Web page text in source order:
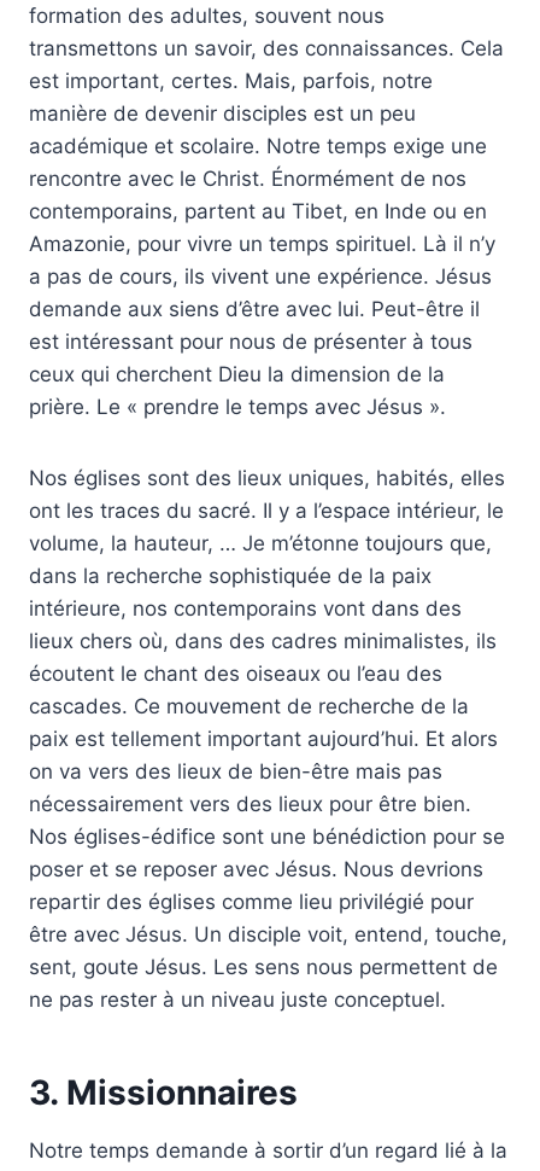
formation des adultes, souvent nous
transmettons un savoir, des connaissances. Cela
est important, certes. Mais, parfois, notre
manière de devenir disciples est un peu
académique et scolaire. Notre temps exige une
rencontre avec le Christ. Énormément de nos
contemporains, partent au Tibet, en Inde ou en
Amazonie, pour vivre un temps spirituel. Là il n’y
a pas de cours, ils vivent une expérience. Jésus
demande aux siens d’être avec lui. Peut-être il
est intéressant pour nous de présenter à tous
ceux qui cherchent Dieu la dimension de la
prière. Le « prendre le temps avec Jésus ».
Nos églises sont des lieux uniques, habités, elles
ont les traces du sacré. Il y a l’espace intérieur, le
volume, la hauteur, … Je m’étonne toujours que,
dans la recherche sophistiquée de la paix
intérieure, nos contemporains vont dans des
lieux chers où, dans des cadres minimalistes, ils
écoutent le chant des oiseaux ou l’eau des
cascades. Ce mouvement de recherche de la
paix est tellement important aujourd’hui. Et alors
on va vers des lieux de bien-être mais pas
nécessairement vers des lieux pour être bien.
Nos églises-édifice sont une bénédiction pour se
poser et se reposer avec Jésus. Nous devrions
repartir des églises comme lieu privilégié pour
être avec Jésus. Un disciple voit, entend, touche,
sent, goute Jésus. Les sens nous permettent de
ne pas rester à un niveau juste conceptuel.
3. Missionnaires
Notre temps demande à sortir d’un regard lié à la